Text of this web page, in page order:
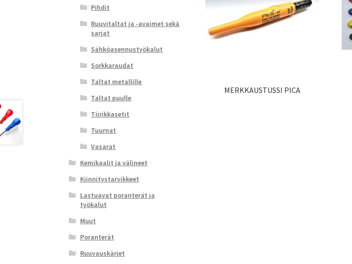
MERKKAUSTUSSI PICA
Pihdit
Ruuvitaltat ja -avaimet sekä
sarjat
Sähköasennustyökalut
Sorkkaraudat
Taltat metallille
Taltat puulle
Tiirikkasetit
Tuurnat
Vasarat
Kemikaalit ja välineet
Kiinnitystarvikkeet
Lastuavat poranterät ja
työkalut
Muut
Poranterät
Ruuvauskärjet